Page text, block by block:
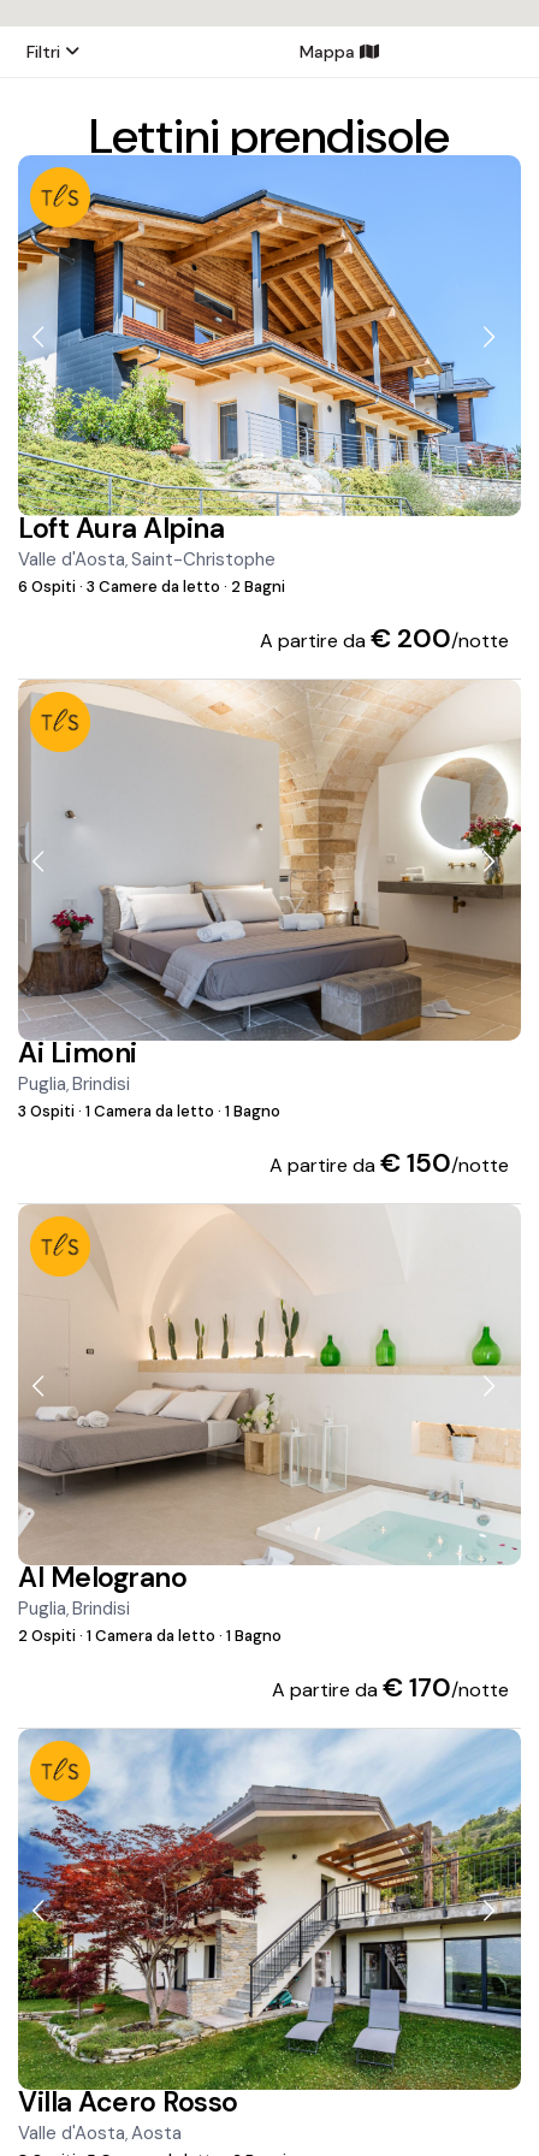
Filtri Mappa
Lettini prendisole
Loft Aura Alpina
Valle d'Aosta,Saint-Christophe
6 Ospiti· 3 Camere da letto· 2 Bagni
A partire da€ 200/notte
Ai Limoni
Puglia,Brindisi
3 Ospiti· 1 Camera da letto· 1 Bagno
A partire da€ 150/notte
Al Melograno
Puglia,Brindisi
2 Ospiti· 1 Camera da letto· 1 Bagno
A partire da€ 170/notte
Villa Acero Rosso
Valle d'Aosta,Aosta